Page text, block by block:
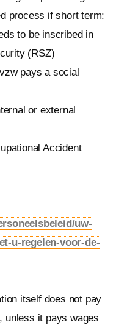
if short term:
to be inscribed in
(RSZ)
pays a social
or external
Accident
uw-
u-regelen-voor-de-
itself does not pay
unless it pays wages